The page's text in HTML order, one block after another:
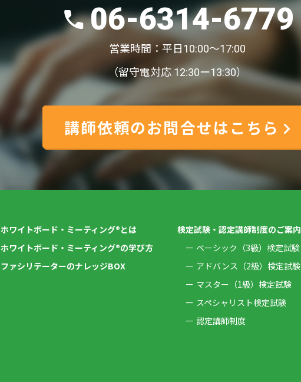
06-6314-6779
営業時間：平日10:00〜17:00
（留守電対応 12:30ー13:30）
講師依頼のお問合せはこちら
ホワイトボード・ミーティング®とは
ホワイトボード・ミーティング®の学び方
ファシリテーターのナレッジBOX
検定試験・認定講師制度のご案内
ベーシック（3級）検定試験
アドバンス（2級）検定試験
マスター（1級）検定試験
スペシャリスト検定試験
認定講師制度